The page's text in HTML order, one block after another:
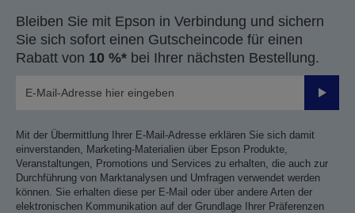
Bleiben Sie mit Epson in Verbindung und sichern
Sie sich sofort einen Gutscheincode für einen
Rabatt von 10 %* bei Ihrer nächsten Bestellung.
Mit der Übermittlung Ihrer E-Mail-Adresse erklären Sie sich damit
einverstanden, Marketing-Materialien über Epson Produkte,
Veranstaltungen, Promotions und Services zu erhalten, die auch zur
Durchführung von Marktanalysen und Umfragen verwendet werden
können. Sie erhalten diese per E-Mail oder über andere Arten der
elektronischen Kommunikation auf der Grundlage Ihrer Präferenzen